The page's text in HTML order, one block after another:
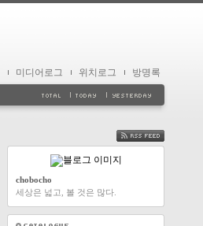
미디어로그 위치로그 방명록
FEED
chobocho
세상은 넓고, 볼 것은 많다.